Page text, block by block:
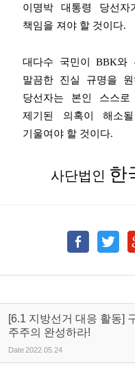
이명박 대통령 당선
책임을 져야 할 것이다.
대다수 국민이 BBK와
말끔한 진실 규명을
당선자는 본인 스스
제기된 의혹이 해소
기울여야 할 것이다.
사단법인 한
[6.1 지방선거 대응 활동]
주주의 완성하라!
Date2022.05.24